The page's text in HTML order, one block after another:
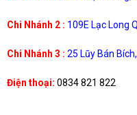
Chi Nhánh 2 : 109E Lạc Long
Chi Nhánh 3 : 25 Lũy Bán
Điện thoại: 0834 821 822